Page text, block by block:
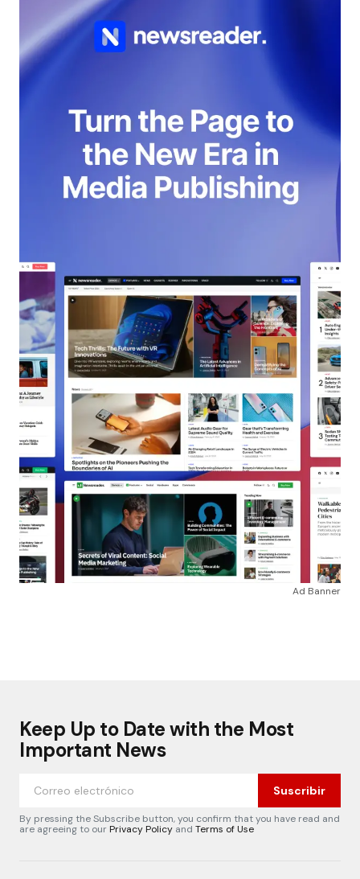
Ad Banner
Keep Up to Date with the Most
Important News
Suscribir
By pressing the Subscribe button, you confirm that you have read and
are agreeing to ourPrivacy Policy and Terms of Use